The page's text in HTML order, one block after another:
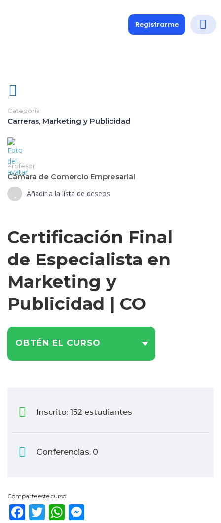
Registrarme
Categoría:
Carreras, Marketing y Publicidad
Profesor
Cámara de Comercio Empresarial
Añadir a la lista de deseos
Certificación Final
de Especialista en
Marketing y
Publicidad | CO
OBTÉN EL CURSO
Inscrito: 152 estudiantes
Conferencias: 0
Comparte este curso:
Facebook
TwitterWhatsApp